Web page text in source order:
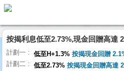
代
理
主
頁
按揭利息低至2.73%,現金回贈高達
計劃一 低至H+1.3% 按揭現金回贈
計劃二 低至2.73% 按揭現金回贈高達